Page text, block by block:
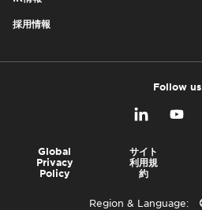
採用情報
Follow us
Global
Privacy
Policy
サイト
利用規
約
Region & Language: